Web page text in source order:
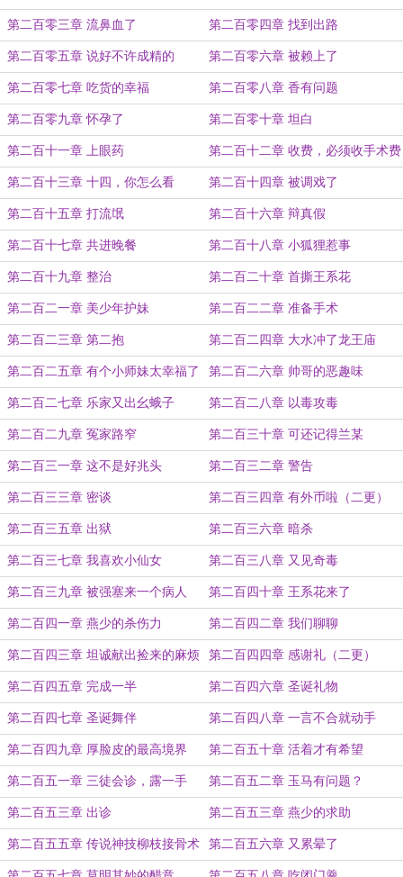
第二百零三章 流鼻血了 第二百零四章 找到出路
第二百零五章 说好不许成精的 第二百零六章 被赖上了
第二百零七章 吃货的幸福 第二百零八章 香有问题
第二百零九章 怀孕了 第二百零十章 坦白
第二百十一章 上眼药 第二百十二章 收费，必须收手术费
第二百十三章 十四，你怎么看 第二百十四章 被调戏了
第二百十五章 打流氓 第二百十六章 辩真假
第二百十七章 共进晚餐 第二百十八章 小狐狸惹事
第二百十九章 整治 第二百二十章 首撕王系花
第二百二一章 美少年护妹 第二百二二章 准备手术
第二百二三章 第二抱 第二百二四章 大水冲了龙王庙
第二百二五章 有个小师妹太幸福了 第二百二六章 帅哥的恶趣味
第二百二七章 乐家又出幺蛾子 第二百二八章 以毒攻毒
第二百二九章 冤家路窄 第二百三十章 可还记得兰某
第二百三一章 这不是好兆头 第二百三二章 警告
第二百三三章 密谈 第二百三四章 有外币啦（二更）
第二百三五章 出狱 第二百三六章 暗杀
第二百三七章 我喜欢小仙女 第二百三八章 又见奇毒
第二百三九章 被强塞来一个病人 第二百四十章 王系花来了
第二百四一章 燕少的杀伤力 第二百四二章 我们聊聊
第二百四三章 坦诚献出捡来的麻烦 第二百四四章 感谢礼（二更）
第二百四五章 完成一半 第二百四六章 圣诞礼物
第二百四七章 圣诞舞伴 第二百四八章 一言不合就动手
第二百四九章 厚脸皮的最高境界
（二更
第二百五十章 活着才有希望
第二百五一章 三徒会诊，露一手 第二百五二章 玉马有问题？
第二百五三章 出诊 第二百五三章 燕少的求助
第二百五五章 传说神技柳枝接骨术 第二百五六章 又累晕了